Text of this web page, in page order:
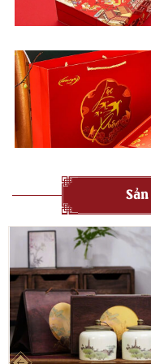
Hướng dẫn pha Trà
Nguyên liệu & Dụng cụ
Lượng trà: 3 – 5g
Nước : Nước tinh khiết
nước máy chưa lọc)
Nhiệt độ nước:
để tránh “làm cháy” trà
quân, lọc trà (nếu cần).
Các bước pha trà chi tiết
Bước 1: Tráng ấm và
sôi để khử mùi và làm
khi pha.
Bước 2: Đánh thức
nóng (~80°C) vừa đủ
5 giây. Mục đích là
thức hương thơm tự